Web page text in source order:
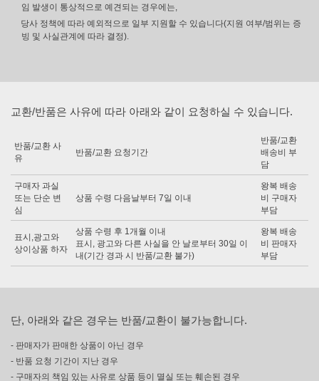
임 발생이 통상적으로 예견되는 경우에는,
당사 정책에 따라 예외적으로 일부 지원할 수 있습니다(지원 여부/범위는 증
빙 및 사실관계에 따라 결정).
교환/반품은 사유에 따라 아래와 같이 요청하실 수 있습니다.
반품/교환 사
유
반품/교환 요청기간
반품/교환
배송비 부
담
구매자 과실
또는 단순 변
심
상품 수령 다음날부터 7일 이내
왕복 배송
비 구매자
부담
표시,광고와
상이상품 하자
상품 수령 후 1개월 이내
표시, 광고와 다른 사실을 안 날로부터 30일 이
내(기간 경과 시 반품/교환 불가)
왕복 배송
비 판매자
부담
단, 아래와 같은 경우는 반품/교환이 불가능합니다.
- 판매자가 판매한 상품이 아닌 경우
- 반품 요청 기간이 지난 경우
- 구매자의 책임 있는 사유로 상품 등이 멸실 또는 훼손된 경우